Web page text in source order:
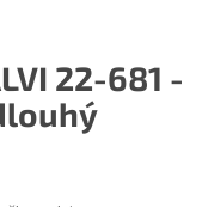
22-681 -